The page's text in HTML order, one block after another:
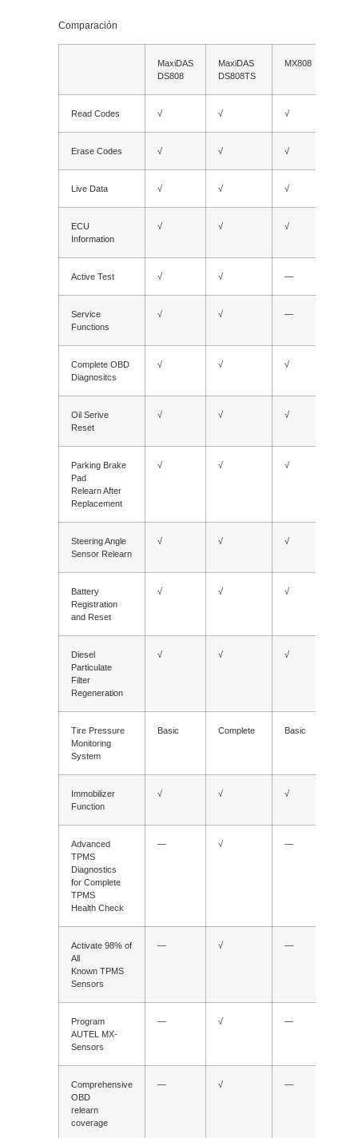
Comparación
MaxiDAS
DS808
MaxiDAS
DS808TS
MX808
Read Codes √ √ √
Erase Codes √ √ √
Live Data √ √ √
ECU
Information
√ √ √
Active Test √ √ —
Service
Functions
√ √ —
Complete OBD
Diagnositcs
√ √ √
Oil Serive
Reset
√ √ √
Parking Brake
Pad
Relearn After
Replacement
√ √ √
Steering Angle
Sensor Relearn
√ √ √
Battery
Registration
and Reset
√ √ √
Diesel
Particulate
Filter
Regeneration
√ √ √
Tire Pressure
Monitoring
System
Basic Complete Basic
Immobilizer
Function
√ √ √
Advanced
TPMS
Diagnostics
for Complete
TPMS
Health Check
— √ —
Activate 98% of
All
Known TPMS
Sensors
— √ —
Program
AUTEL MX-
Sensors
— √ —
Comprehensive
OBD
relearn
coverage
— √ —